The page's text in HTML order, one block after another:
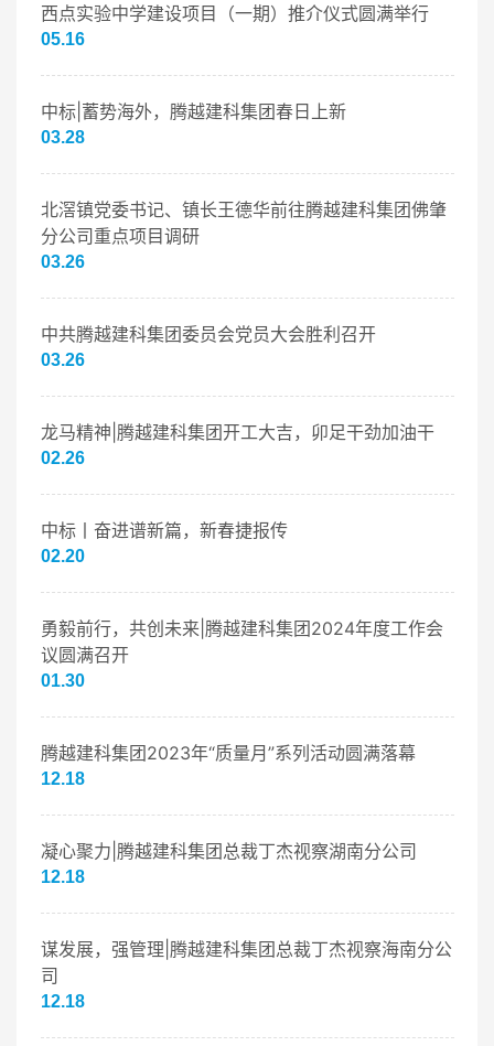
西点实验中学建设项目（一期）推介仪式圆满举行
05.16
中标|蓄势海外，腾越建科集团春日上新
03.28
北滘镇党委书记、镇长王德华前往腾越建科集团佛肇
分公司重点项目调研
03.26
中共腾越建科集团委员会党员大会胜利召开
03.26
龙马精神|腾越建科集团开工大吉，卯足干劲加油干
02.26
中标丨奋进谱新篇，新春捷报传
02.20
勇毅前行，共创未来|腾越建科集团2024年度工作会
议圆满召开
01.30
腾越建科集团2023年“质量月”系列活动圆满落幕
12.18
凝心聚力|腾越建科集团总裁丁杰视察湖南分公司
12.18
谋发展，强管理|腾越建科集团总裁丁杰视察海南分公
司
12.18